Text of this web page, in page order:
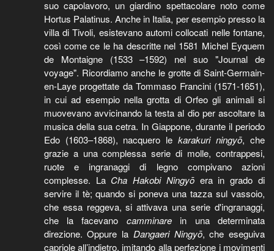
suo capolavoro, un giardino spettacolare noto come
Hortus Palatinus. Anche in Italia, per esempio presso la
villa di Tivoli, esistevano automi collocati nelle fontane,
così come ce le ha descritte nel 1581 Michel Eyquem
de Montaigne (1533 –1592) nel suo "Journal de
voyage". Ricordiamo anche le grotte di Saint-Germain-
en-Laye progettate da Tommaso Francini (1571-1651),
in cui ad esempio nella grotta di Orfeo gli animali si
muovevano avvicinando la testa al dio per ascoltare la
musica della sua cetra. In Giappone, durante il periodo
Edo (1603–1868), nacquero lekarakuri ningyō, che
grazie a una complessa serie di molle, contrappesi,
ruote e ingranaggi di legno compivano azioni
complesse. La Cha Hakobi Ningyōera in grado di
servire il tè; quando si poneva una tazza sul vassoio,
che essa reggeva, si attivava una serie d'ingranaggi,
che la facevano camminarein una determinata
direzione. Oppure la Dangaeri Ningyō, che eseguiva
capriole all’indietro, imitando alla perfezione i movimenti